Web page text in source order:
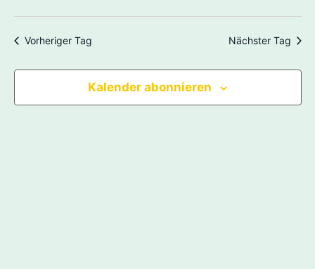
wählen.
Vorheriger Tag Nächster Tag
Kalender abonnieren